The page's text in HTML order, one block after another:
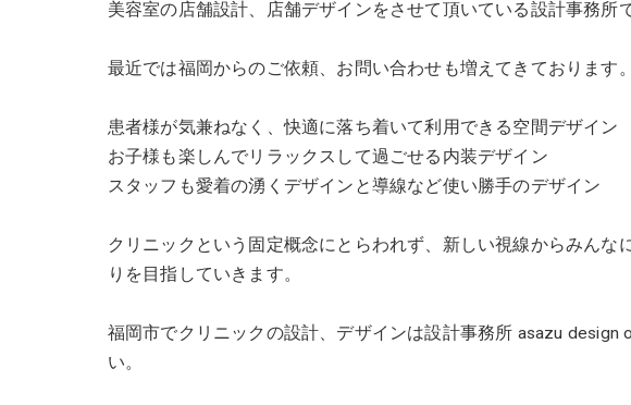
美容室の店舗設計、店舗デザインをさせて頂いている設計事務所で
最近では福岡からのご依頼、お問い合わせも増えてきております。
患者様が気兼ねなく、快適に落ち着いて利用できる空間デザイン
お子様も楽しんでリラックスして過ごせる内装デザイン
スタッフも愛着の湧くデザインと導線など使い勝手のデザイン
クリニックという固定概念にとらわれず、新しい視線からみんな
りを目指していきます。
福岡市でクリニックの設計、デザインは設計事務所 asazu
い。